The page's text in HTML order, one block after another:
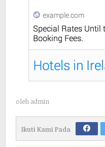
oleh admin
Ikuti Kami Pada